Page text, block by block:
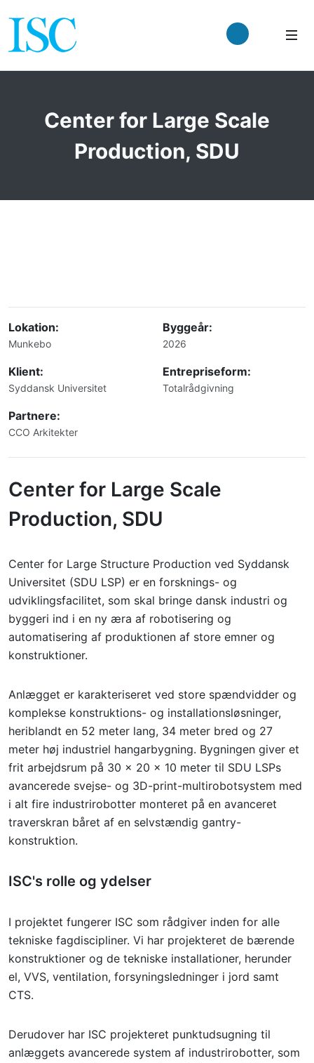
Center for Large Scale
Production, SDU
Lokation:
Munkebo
Byggeår:
2026
Klient:
Syddansk Universitet
Entrepriseform:
Totalrådgivning
Partnere:
CCO Arkitekter
Center for Large Scale
Production, SDU
Center for Large Structure Production ved Syddansk
Universitet (SDU LSP) er en forsknings- og
udviklingsfacilitet, som skal bringe dansk industri og
byggeri ind i en ny æra af robotisering og
automatisering af produktionen af store emner og
konstruktioner.
Anlægget er karakteriseret ved store spændvidder og
komplekse konstruktions- og installationsløsninger,
heriblandt en 52 meter lang, 34 meter bred og 27
meter høj industriel hangarbygning. Bygningen giver et
frit arbejdsrum på 30 x 20 x 10 meter til SDU LSPs
avancerede svejse- og 3D-print-multirobotsystem med
i alt fire industrirobotter monteret på en avanceret
traverskran båret af en selvstændig gantry-
konstruktion.
ISC's rolle og ydelser
I projektet fungerer ISC som rådgiver inden for alle
tekniske fagdiscipliner. Vi har projekteret de bærende
konstruktioner og de tekniske installationer, herunder
el, VVS, ventilation, forsyningsledninger i jord samt
CTS.
Derudover har ISC projekteret punktudsugning til
anlæggets avancerede system af industrirobotter, som